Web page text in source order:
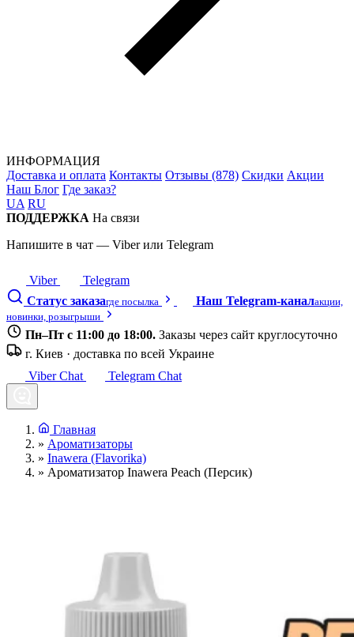
ИНФОРМАЦИЯ
Доставка и оплата Контакты Отзывы (878) Скидки Акции
Наш Блог Где заказ?
UA RU
ПОДДЕРЖКА На связи
Напишите в чат — Viber или Telegram
Viber
Telegram
Статус заказагде посылка Наш Telegram-каналакции,
новинки, розыгрыши
Пн–Пт с 11:00 до 18:00. Заказы через сайт круглосуточно
г. Киев · доставка по всей Украине
Viber Chat
Telegram Chat
Главная
» Ароматизаторы
» Inawera (Flavorika)
» Ароматизатор Inawera Peach (Персик)